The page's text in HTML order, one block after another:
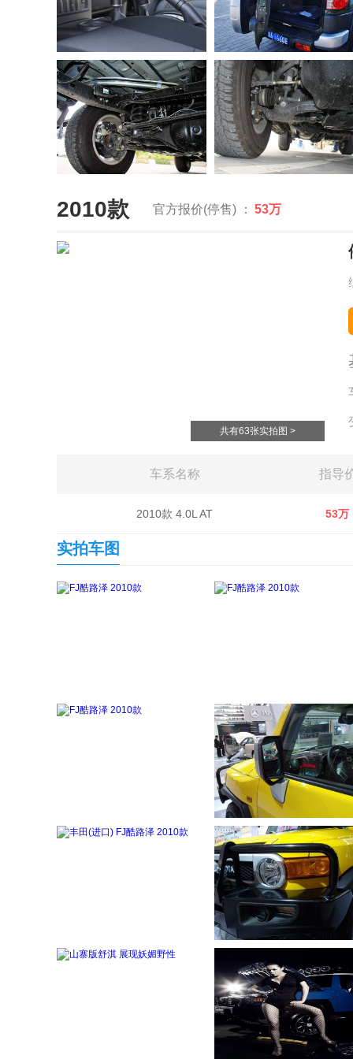
2010款 官方报价(停售) ： 53万
共有63张实拍图 >
车系名称 指导
2010款 4.0L AT 53万
实拍车图